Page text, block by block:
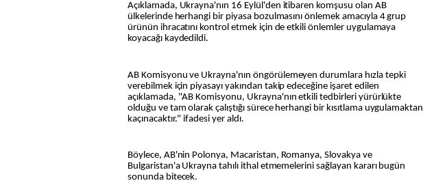
Açıklamada, Ukrayna'nın 16 Eylül'den itibaren komşusu olan AB
ülkelerinde herhangi bir piyasa bozulmasını önlemek amacıyla 4 grup
ürünün ihracatını kontrol etmek için de etkili önlemler uygulamaya
koyacağı kaydedildi.
AB Komisyonu ve Ukrayna'nın öngörülemeyen durumlara hızla tepki
verebilmek için piyasayı yakından takip edeceğine işaret edilen
açıklamada, "AB Komisyonu, Ukrayna'nın etkili tedbirleri yürürlükte
olduğu ve tam olarak çalıştığı sürece herhangi bir kısıtlama uygulamaktan
kaçınacaktır." ifadesi yer aldı.
Böylece, AB'nin Polonya, Macaristan, Romanya, Slovakya ve
Bulgaristan'a Ukrayna tahılı ithal etmemelerini sağlayan kararı bugün
sonunda bitecek.